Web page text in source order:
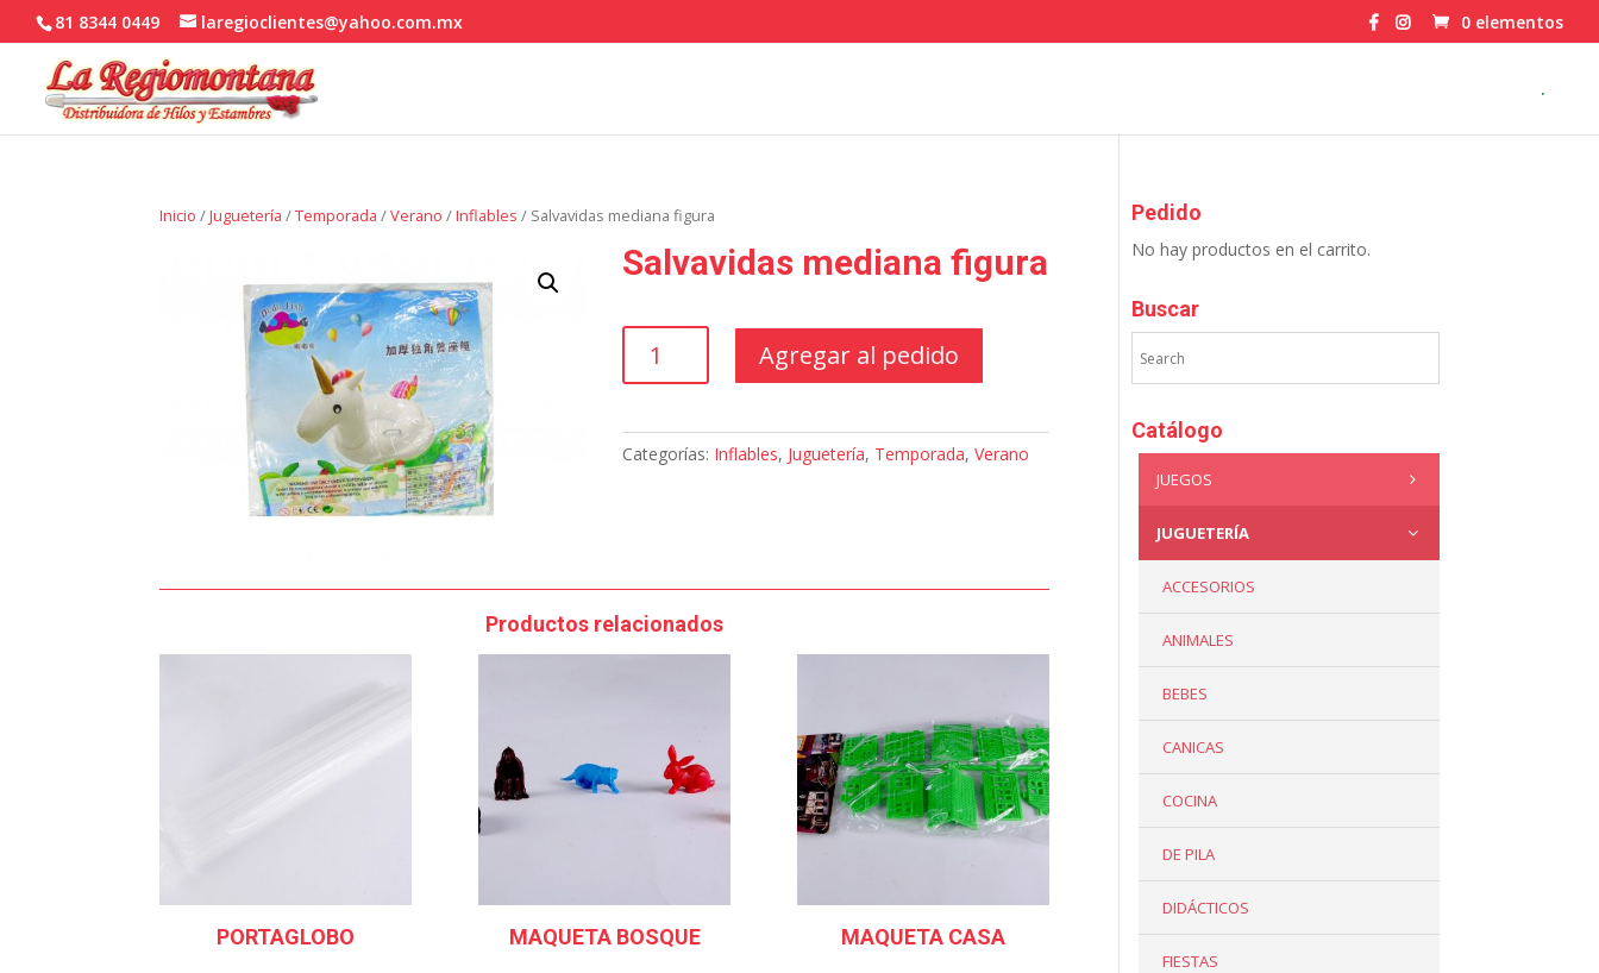
81 8344 0449 laregioclientes@yahoo.com.mx 0 elementos
.
Inicio /Juguetería /Temporada /Verano /Inflables / Salvavidas mediana figura
Salvavidas mediana figura
mediana
Agregar al pedido
Categorías: Inflables, Juguetería, Temporada, Verano
Productos relacionados
PORTAGLOBO MAQUETA BOSQUE MAQUETA CASA
Pedido
No hay productos en el carrito.
Buscar
Catálogo
JUEGOS
JUGUETERÍA
ACCESORIOS
ANIMALES
BEBES
CANICAS
COCINA
DE PILA
DIDÁCTICOS
FIESTAS